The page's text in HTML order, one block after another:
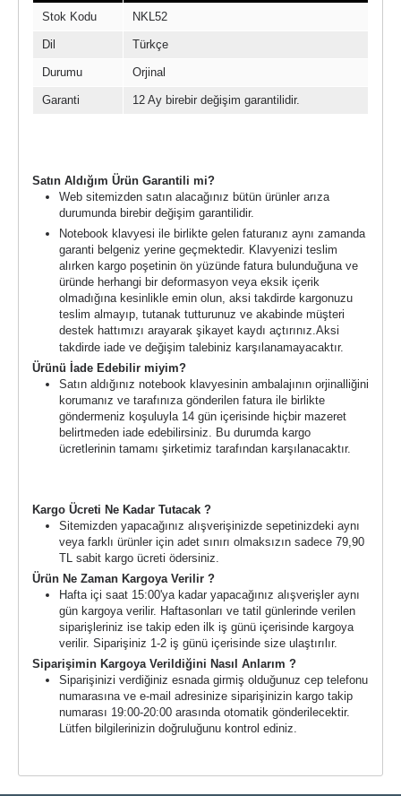
Stok Kodu NKL52
Dil Türkçe
Durumu Orjinal
Garanti 12 Ay birebir değişim garantilidir.
Satın Aldığım Ürün Garantili mi?
Web sitemizden satın alacağınız bütün ürünler arıza
durumunda birebir değişim garantilidir.
Notebook klavyesi ile birlikte gelen faturanız aynı zamanda
garanti belgeniz yerine geçmektedir. Klavyenizi teslim
alırken kargo poşetinin ön yüzünde fatura bulunduğuna ve
üründe herhangi bir deformasyon veya eksik içerik
olmadığına kesinlikle emin olun, aksi takdirde kargonuzu
teslim almayıp, tutanak tutturunuz ve akabinde müşteri
destek hattımızı arayarak şikayet kaydı açtırınız. Aksi
takdirde iade ve değişim talebiniz karşılanamayacaktır.
Ürünü İade Edebilir miyim?
Satın aldığınız notebook klavyesinin ambalajının orjinalliğini
korumanız ve tarafınıza gönderilen fatura ile birlikte
göndermeniz koşuluyla 14 gün içerisinde hiçbir mazeret
belirtmeden iade edebilirsiniz. Bu durumda kargo
ücretlerinin tamamı şirketimiz tarafından karşılanacaktır.
Kargo Ücreti Ne Kadar Tutacak ?
Sitemizden yapacağınız alışverişinizde sepetinizdeki aynı
veya farklı ürünler için adet sınırı olmaksızın sadece 79,90
TL sabit kargo ücreti ödersiniz.
Ürün Ne Zaman Kargoya Verilir ?
Hafta içi saat 15:00'ya kadar yapacağınız alışverişler aynı
gün kargoya verilir. Haftasonları ve tatil günlerinde verilen
siparişleriniz ise takip eden ilk iş günü içerisinde kargoya
verilir. Siparişiniz 1-2 iş günü içerisinde size ulaştırılır.
Siparişimin Kargoya Verildiğini Nasıl Anlarım ?
Siparişinizi verdiğiniz esnada girmiş olduğunuz cep telefonu
numarasına ve e-mail adresinize siparişinizin kargo takip
numarası 19:00-20:00 arasında otomatik gönderilecektir.
Lütfen bilgilerinizin doğruluğunu kontrol ediniz.